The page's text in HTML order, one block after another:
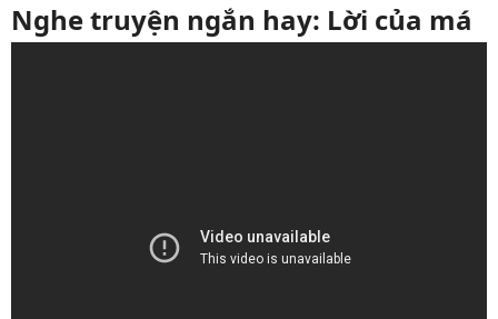
Nghe truyện ngắn hay: Lời của má